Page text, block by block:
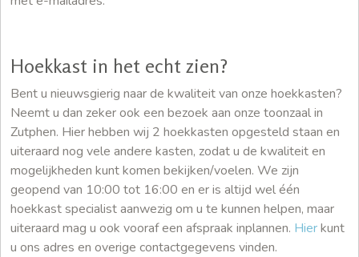
Hoekkast in het echt zien?
Bent u nieuwsgierig naar de kwaliteit van onze hoekkasten?
Neemt u dan zeker ook een bezoek aan onze toonzaal in
Zutphen. Hier hebben wij 2 hoekkasten opgesteld staan en
uiteraard nog vele andere kasten, zodat u de kwaliteit en
mogelijkheden kunt komen bekijken/voelen. We zijn
geopend van 10:00 tot 16:00 en er is altijd wel één
hoekkast specialist aanwezig om u te kunnen helpen, maar
uiteraard mag u ook vooraf een afspraak inplannen. Hierkunt
u ons adres en overige contactgegevens vinden.